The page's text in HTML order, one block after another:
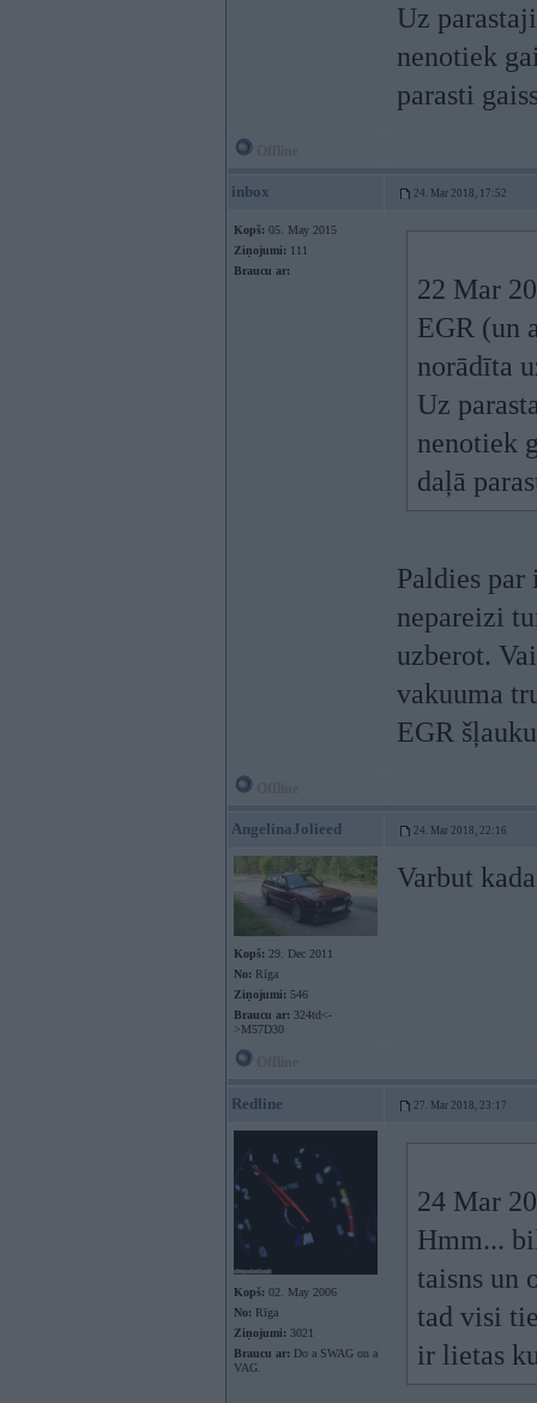
Uz
nenotiek
parasti
inbox 24. Mar 2018, 17:52
Kopš: 05. May 2015
Ziņojumi: 111
Braucu ar:
22 Mar
EGR (un
norādīta
Uz
nenotiek
daļā
Paldies
nepareizi
uzberot.
vakuuma
EGR
AngelinaJolieed 24. Mar 2018, 22:16
Kopš: 29. Dec 2011
No: Rīga
Ziņojumi: 546
Braucu ar: 324td<-
>M57D30
Varbut
Redline 27. Mar 2018, 23:17
Kopš: 02. May 2006
No: Rīga
Ziņojumi: 3021
Braucu ar: Do a SWAG on a
VAG.
24 Mar
Hmm...
taisns un
tad visi
ir lietas